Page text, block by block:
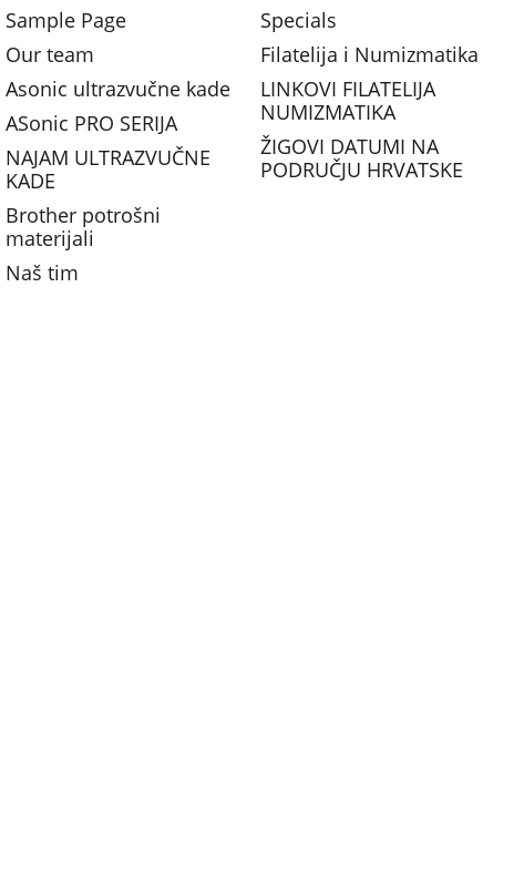
Sample Page
Our team
Asonic ultrazvučne kade
ASonic PRO SERIJA
NAJAM ULTRAZVUČNE
KADE
Brother potrošni
materijali
Naš tim
Specials
Filatelija i Numizmatika
LINKOVI FILATELIJA
NUMIZMATIKA
ŽIGOVI DATUMI NA
PODRUČJU HRVATSKE